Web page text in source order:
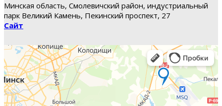
Минская область, Смолевичский район, индустриальный
парк Великий Камень, Пекинский проспект, 27
Сайт